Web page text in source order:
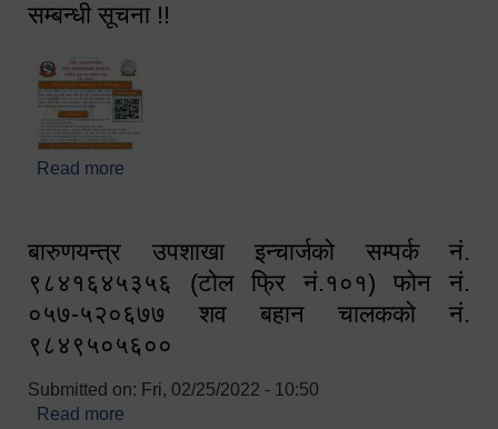
सम्बन्धी सूचना !!
Read more
बारुणयन्त्र उपशाखा इन्चार्जको सम्पर्क नं.
९८४१६४५३५६ (टोल फ्रि नं.१०१) फोन नं.
०५७-५२०६७७ शव बहान चालकको नं.
९८४९५०५६००
Submitted on: Fri, 02/25/2022 - 10:50
Read more